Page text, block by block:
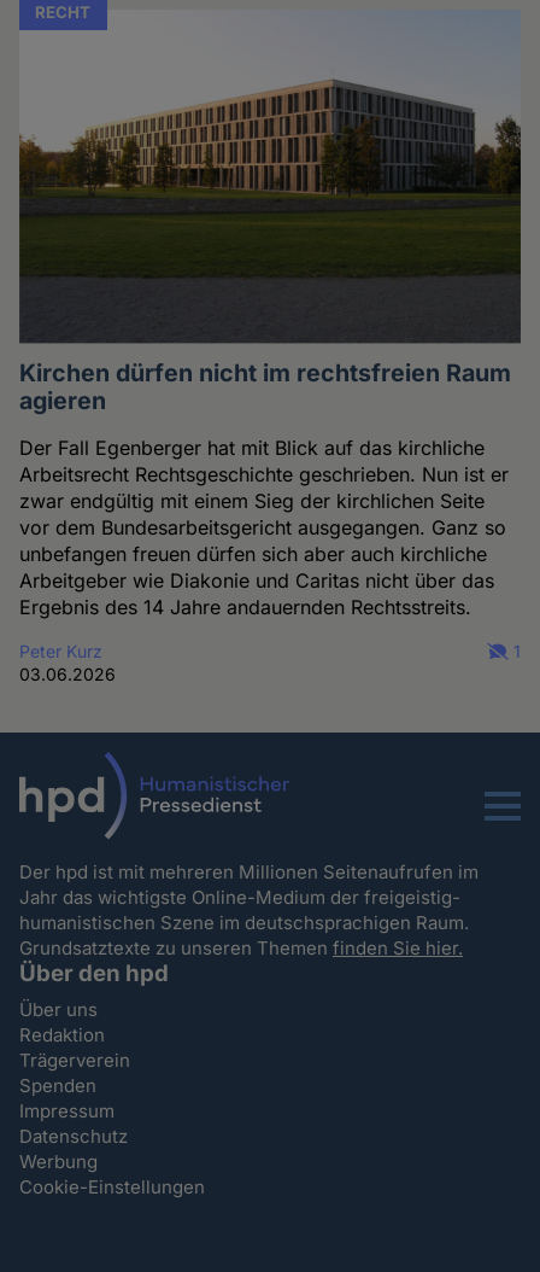
RECHT
Kirchen dürfen nicht im rechtsfreien Raum
agieren
Der Fall Egenberger hat mit Blick auf das kirchliche
Arbeitsrecht Rechtsgeschichte geschrieben. Nun ist er
zwar endgültig mit einem Sieg der kirchlichen Seite
vor dem Bundesarbeitsgericht ausgegangen. Ganz so
unbefangen freuen dürfen sich aber auch kirchliche
Arbeitgeber wie Diakonie und Caritas nicht über das
Ergebnis des 14 Jahre andauernden Rechtsstreits.
Peter Kurz
03.06.2026
1
Menu
Der hpd ist mit mehreren Millionen Seitenaufrufen im
Jahr das wichtigste Online-Medium der freigeistig-
humanistischen Szene im deutschsprachigen Raum.
Grundsatztexte zu unseren Themenfinden Sie hier.
Über den hpd
Über uns
Redaktion
Trägerverein
Spenden
Impressum
Datenschutz
Werbung
Cookie-Einstellungen